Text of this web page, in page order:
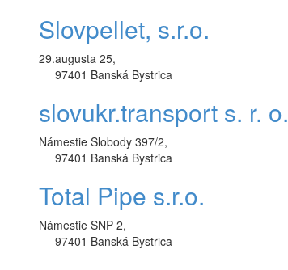
Slovpellet, s.r.o.
29.augusta 25,
97401 Banská Bystrica
slovukr.transport s. r. o.
Námestie Slobody 397/2,
97401 Banská Bystrica
Total Pipe s.r.o.
Námestie SNP 2,
97401 Banská Bystrica